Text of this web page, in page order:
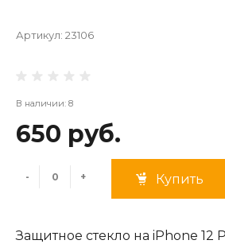
Артикул: 23106
В наличии: 8
650 руб.
- + Купить
Защитное стекло на iPhone 12